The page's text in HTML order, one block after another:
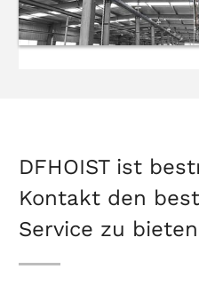
DFHOIST ist
Kontakt den
Service zu